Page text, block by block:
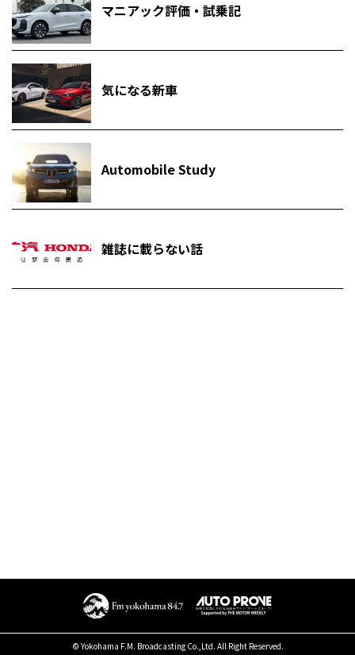
マニアック評価・試乗記
気になる新車
Automobile Study
雑誌に載らない話
© Yokohama F.M. Broadcasting Co.,Ltd. All Right Reserved.